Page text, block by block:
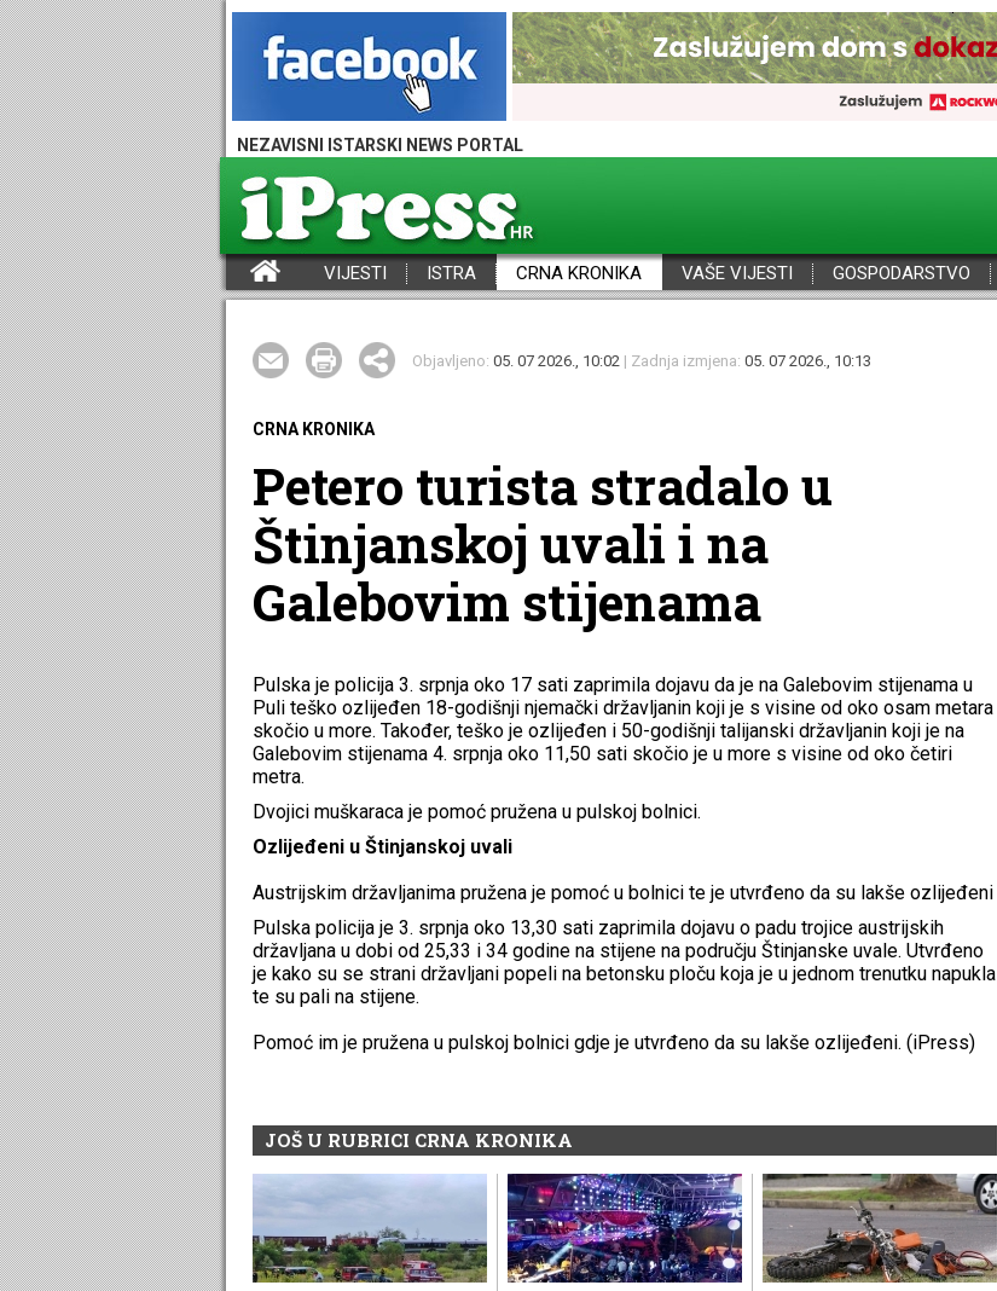
NEZAVISNI ISTARSKI NEWS PORTAL
VIJESTI ISTRA CRNA KRONIKA VAŠE VIJESTI GOSPODARSTVO
Objavljeno: 05. 07 2026., 10:02 | Zadnja izmjena: 05. 07 2026., 10:13
CRNA KRONIKA
Petero turista stradalo u
Štinjanskoj uvali i na
Galebovim stijenama
Pulska je policija 3. srpnja oko 17 sati zaprimila dojavu da je na Galebovim stijenama u
Puli teško ozlijeđen 18-godišnji njemački državljanin koji je s visine od oko osam metara
skočio u more. Također, teško je ozlijeđen i 50-godišnji talijanski državljanin koji je na
Galebovim stijenama 4. srpnja oko 11,50 sati skočio je u more s visine od oko četiri
metra.
Dvojici muškaraca je pomoć pružena u pulskoj bolnici.
Ozlijeđeni u Štinjanskoj uvali
Austrijskim državljanima pružena je pomoć u bolnici te je utvrđeno da su lakše ozlijeđeni
Pulska policija je 3. srpnja oko 13,30 sati zaprimila dojavu o padu trojice austrijskih
državljana u dobi od 25,33 i 34 godine na stijene na području Štinjanske uvale. Utvrđeno
je kako su se strani državljani popeli na betonsku ploču koja je u jednom trenutku napukla
te su pali na stijene.
Pomoć im je pružena u pulskoj bolnici gdje je utvrđeno da su lakše ozlijeđeni. (iPress)
JOŠ U RUBRICI CRNA KRONIKA